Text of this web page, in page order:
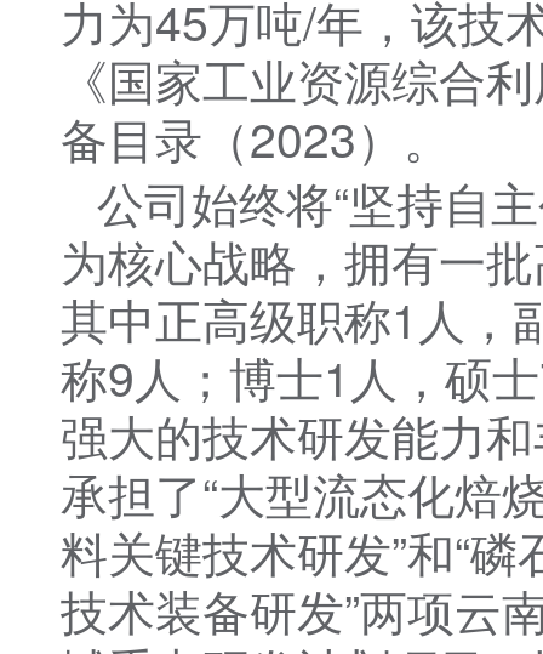
力为45万吨/年，该技
《国家工业资源综合
备目录（2023）。
公司始终将“坚持自
为核心战略，拥有一
其中正高级职称1人，
称9人；博士1人，硕
强大的技术研发能力
承担了“大型流态化焙
料关键技术研发”和“
技术装备研发”两项云